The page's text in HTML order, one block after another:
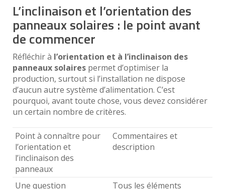
L’inclinaison et l’orientation des
panneaux solaires : le point avant
de commencer
Réfléchir à l’orientation et à l’inclinaison des
panneaux solaires permet d’optimiser la
production, surtout si l’installation ne dispose
d’aucun autre système d’alimentation. C’est
pourquoi, avant toute chose, vous devez considérer
un certain nombre de critères.
Point à connaître pour
l’orientation et
l’inclinaison des
panneaux
Commentaires et
description
Une question
Tous les éléments